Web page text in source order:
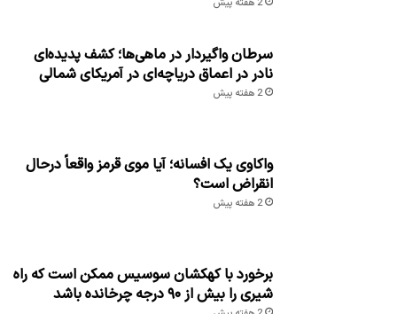
سرطان واگیردار در ماهی‌ها؛ کشف پدیده‌ای
نادر در اعماق دریاچه‌ای در آمریکای شمالی
2 هفته پیش
واکاوی یک افسانه؛ آیا موی قرمز واقعاً درحال
انقراض است؟
2 هفته پیش
برخورد با کهکشان سوسیس ممکن است که راه
شیری را بیش از ۹۰ درجه چرخانده باشد